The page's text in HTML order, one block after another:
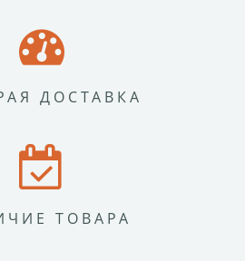
ДОСТАВКА
ТОВАРА